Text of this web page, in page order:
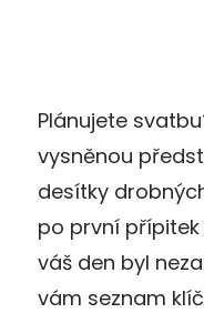
Plánujete
vysněnou
desítky
po první
váš den byl
vám seznam